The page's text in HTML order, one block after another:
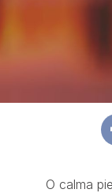
O calma